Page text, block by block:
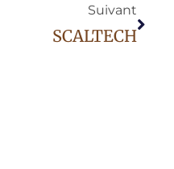
Suivant
SCALTECH